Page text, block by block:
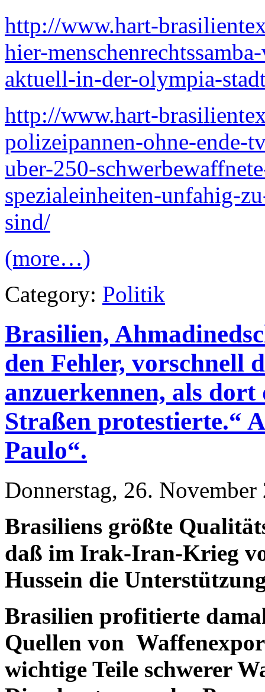
http://www.hart-
hier-
aktuell-in-der-olympia-
http://www.hart-
polizeipannen-ohne-ende-
uber-250-
spezialeinheiten-unfahig-
sind/
(more…)
Category: Politik
Brasilien,
den Fehler, vorschnell
anzuerkennen, als
Straßen protestierte.“
Paulo“.
Donnerstag, 26.
Brasiliens größte
daß im Irak-Iran-Krieg
Hussein die
Brasilien profitierte
Quellen von
wichtige Teile schwerer